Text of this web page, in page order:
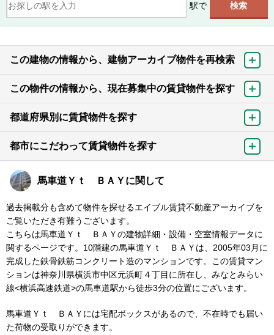
駅で
この建物の情報から、建物アーカイブ物件を再検索
この物件の情報から、現在募集中の賃貸物件を探す
都道府県別に賃貸物件を探す
都市にこだわって賃貸物件を探す
馬車道Ｙｔ ＢＡＹに関して
過去掲載分も含めて物件を探せるエイブル賃貸不動産アーカイブを
ご覧いただき有難うございます。
こちらは馬車道Ｙｔ ＢＡＹの建物詳細・設備・空室情報データに
関するページです。10階建の馬車道Ｙｔ ＢＡＹは、2005年03月に
完成した鉄骨鉄筋コンクリート造のマンションです。この賃貸マン
ションは神奈川県横浜市中区元浜町４丁目に所在し、みなとみらい
線<横浜高速鉄道>の馬車道駅から徒歩3分の位置にございます。
馬車道Ｙｔ ＢＡＹには宅配ボックスがあるので、不在時でも届い
た荷物の受取りができます。